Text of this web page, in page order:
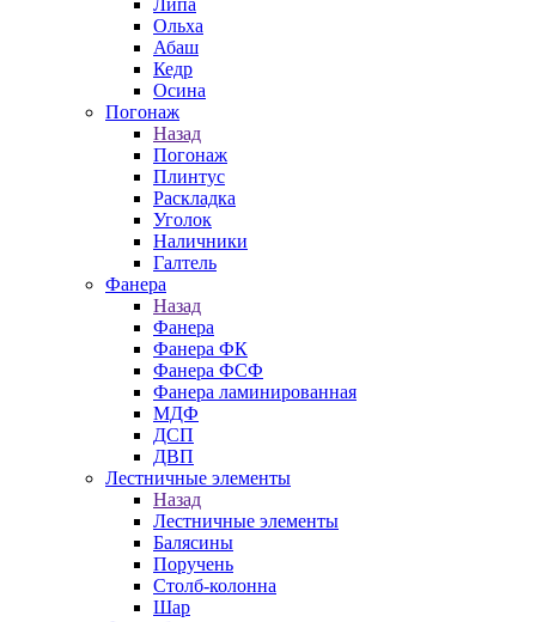
Липа
Ольха
Абаш
Кедр
Осина
Погонаж
Назад
Погонаж
Плинтус
Раскладка
Уголок
Наличники
Галтель
Фанера
Назад
Фанера
Фанера ФК
Фанера ФСФ
Фанера ламинированная
МДФ
ДСП
ДВП
Лестничные элементы
Назад
Лестничные элементы
Балясины
Поручень
Столб-колонна
Шар